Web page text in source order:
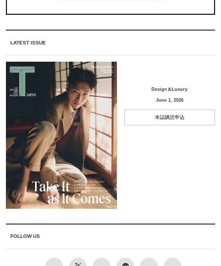
LATEST ISSUE
Design＆Luxury
June 1, 2026
本誌購読申込
FOLLOW US